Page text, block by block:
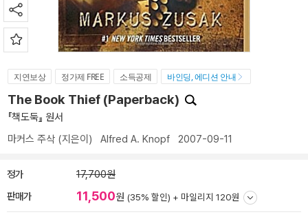
지연보상 정가제 FREE 소득공제 바인딩, 에디션 안내
The Book Thief (Paperback)
『책도둑』 원서
마커스 주삭 (지은이) Alfred A. Knopf 2007-09-11
정가 17,700원
판매가 11,500원 (35% 할인) + 마일리지 120원